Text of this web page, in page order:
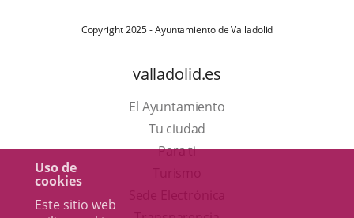
Uso de
cookies
Este sitio web
Copyright 2025 - Ayuntamiento de Valladolid
valladolid.es
El Ayuntamiento
Tu ciudad
Para ti